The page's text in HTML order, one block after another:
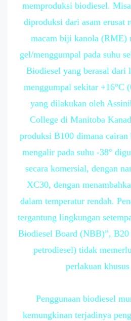
memproduksi biodiesel.
diproduksi dari asam erusat
macam biji kanola (RME)
gel/menggumpal pada suhu
Biodiesel yang berasal dari
menggumpal sekitar +16°C
yang dilakukan oleh
College di Manitoba
produksi B100 dimana
mengalir pada suhu -38°
secara komersial, dengan
XC30, dengan
dalam temperatur rendah.
tergantung lingkungan
Biodiesel Board (NBB)”,
petrodiesel) tidak
perlakuan
Penggunaan biodiesel
kemungkinan terjadinya